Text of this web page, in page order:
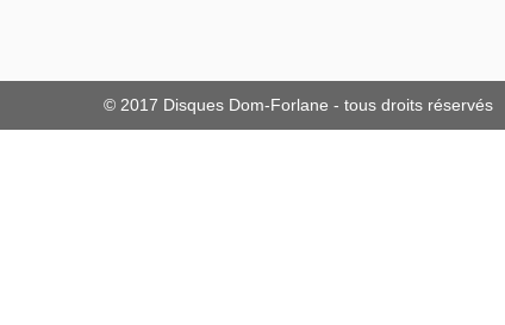
© 2017 Disques Dom-Forlane - tous droits réservés